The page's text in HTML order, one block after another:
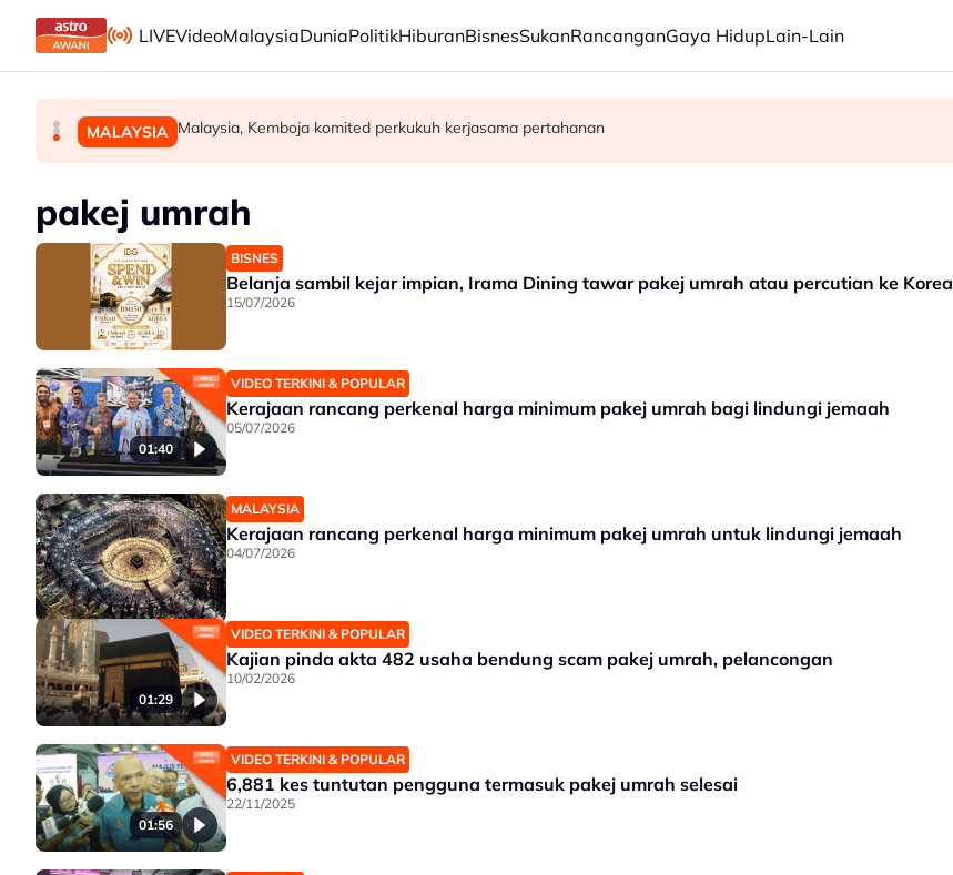
Skip to main content
LIVEVideoMalaysiaDuniaPolitikHiburanBisnesSukanRancanganGaya HidupLain-Lain
MALAYSIA 91.7 peratus pekerja tetap GLIC, GLC terima gaji sekurang-kurangnya RM3,100 setakat akhir 2025
MALAYSIA Daie Madani, beberapa pertubuhan serah memorandum sokong pemerkasaan integriti Tabung Haji
MALAYSIA Malaysia, Kemboja komited perkukuh kerjasama pertahanan
pakej umrah
BISNES
Belanja sambil kejar impian, Irama Dining tawar pakej umrah atau percutian ke Korea
15/07/2026
01:40
VIDEO TERKINI & POPULAR
Kerajaan rancang perkenal harga minimum pakej umrah bagi lindungi jemaah
05/07/2026
MALAYSIA
Kerajaan rancang perkenal harga minimum pakej umrah untuk lindungi jemaah
04/07/2026
01:29
VIDEO TERKINI & POPULAR
Kajian pinda akta 482 usaha bendung scam pakej umrah, pelancongan
10/02/2026
01:56
VIDEO TERKINI & POPULAR
6,881 kes tuntutan pengguna termasuk pakej umrah selesai
22/11/2025